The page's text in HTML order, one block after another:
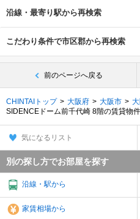
沿線・最寄り駅から再検索
こだわり条件で市区郡から再検索
前のページへ戻る
CHINTAIトップ 大阪府 大阪市
SIDENCEドーム前千代崎 8階の賃貸物件
気になるリスト
別の探し方でお部屋を探す
沿線・駅から
家賃相場から